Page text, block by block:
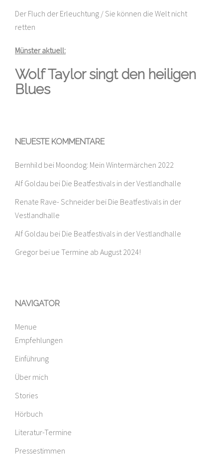
Der Fluch der Erleuchtung / Sie können die Welt nicht
retten
Münster aktuell:
Wolf Taylor singt den heiligen
Blues
NEUESTE KOMMENTARE
Bernhild bei Moondog: Mein Wintermärchen 2022
Alf Goldau bei Die Beatfestivals in der Vestlandhalle
Renate Rave- Schneider bei Die Beatfestivals in der
Vestlandhalle
Alf Goldau bei Die Beatfestivals in der Vestlandhalle
Gregor bei ue Termine ab August 2024!
NAVIGATOR
Menue
Empfehlungen
Einführung
Über mich
Stories
Hörbuch
Literatur-Termine
Pressestimmen